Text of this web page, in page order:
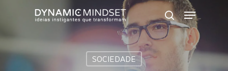
main
content
search
Menu
SOCIEDADE